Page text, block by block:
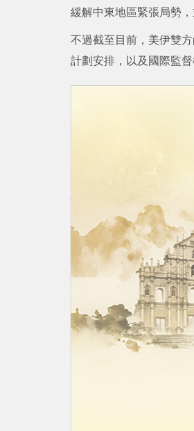
緩解中東地區緊張局勢
不過截至目前，美伊雙
計劃安排，以及國際監督